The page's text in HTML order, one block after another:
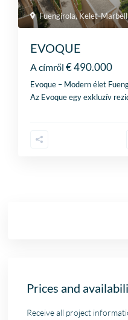
Fuengirola,Kelet-
EVOQUE
A címről € 490.000
Evoque – Modern élet
Az Evoque egy exkluzív
Prices and
Receive all project